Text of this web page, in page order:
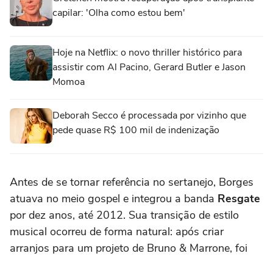
capilar: 'Olha como estou bem'
Hoje na Netflix: o novo thriller histórico para
assistir com Al Pacino, Gerard Butler e Jason
Momoa
Deborah Secco é processada por vizinho que
pede quase R$ 100 mil de indenização
Antes de se tornar referência no sertanejo, Borges
atuava no meio gospel e integrou a banda Resgate
por dez anos, até 2012. Sua transição de estilo
musical ocorreu de forma natural: após criar
arranjos para um projeto de Bruno & Marrone, foi